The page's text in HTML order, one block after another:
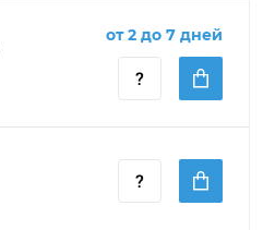
от 2 до 7 дней